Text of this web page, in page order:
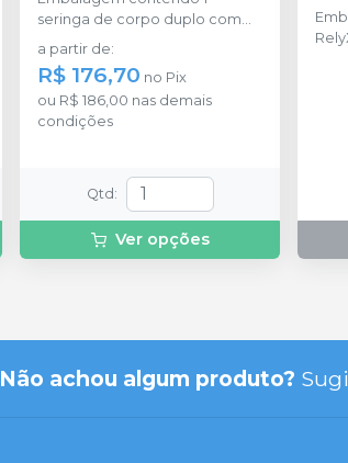
seringa de corpo duplo com
6g e 8 ponteiras
a partir de:
R$ 176,70 no Pix
ou R$ 186,00 nas demais
condições
Qtd :
Ver opções
Não achou algum produto?